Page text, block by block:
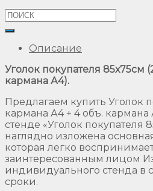
Описание
Уголок покупателя 85х75см
кармана А4).
Предлагаем купить Уголок
кармана А4 + 4 объ.
стенде «Уголок покупателя
наглядно изложена
которая легко
заинтересованным лицом
индивидуального стенда в
сроки.